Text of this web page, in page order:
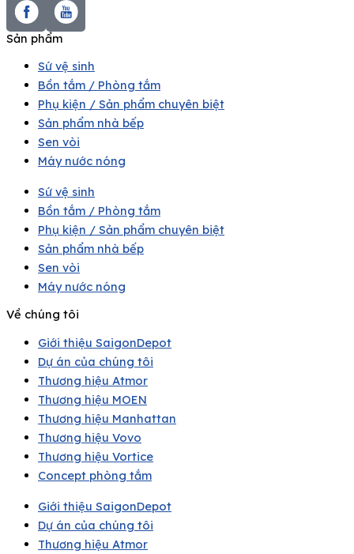
Sản phẩm
Sứ vệ sinh
Bồn tắm / Phòng tắm
Phụ kiện / Sản phẩm chuyên biệt
Sản phẩm nhà bếp
Sen vòi
Máy nước nóng
Sứ vệ sinh
Bồn tắm / Phòng tắm
Phụ kiện / Sản phẩm chuyên biệt
Sản phẩm nhà bếp
Sen vòi
Máy nước nóng
Về chúng tôi
Giới thiệu SaigonDepot
Dự án của chúng tôi
Thương hiệu Atmor
Thương hiệu MOEN
Thương hiệu Manhattan
Thương hiệu Vovo
Thương hiệu Vortice
Concept phòng tắm
Giới thiệu SaigonDepot
Dự án của chúng tôi
Thương hiệu Atmor